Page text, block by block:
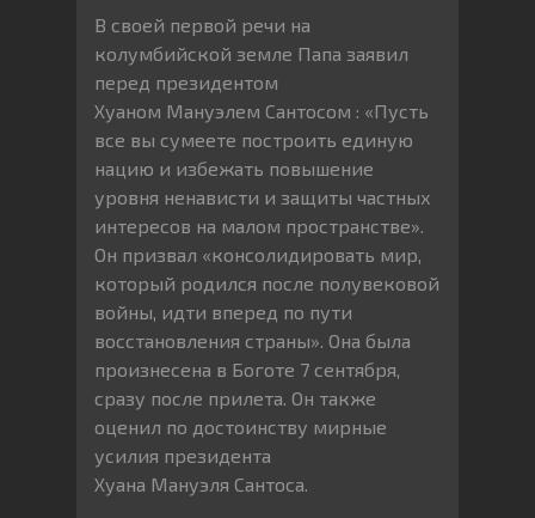
В своей первой речи на
колумбийской земле Папа заявил
перед президентом
Хуаном Мануэлем Сантосом : «Пусть
все вы сумеете построить единую
нацию и избежать повышение
уровня ненависти и защиты частных
интересов на малом пространстве».
Он призвал «консолидировать мир,
который родился после полувековой
войны, идти вперед по пути
восстановления страны». Она была
произнесена в Боготе 7 сентября,
сразу после прилета. Он также
оценил по достоинству мирные
усилия президента
Хуана Мануэля Сантоса.